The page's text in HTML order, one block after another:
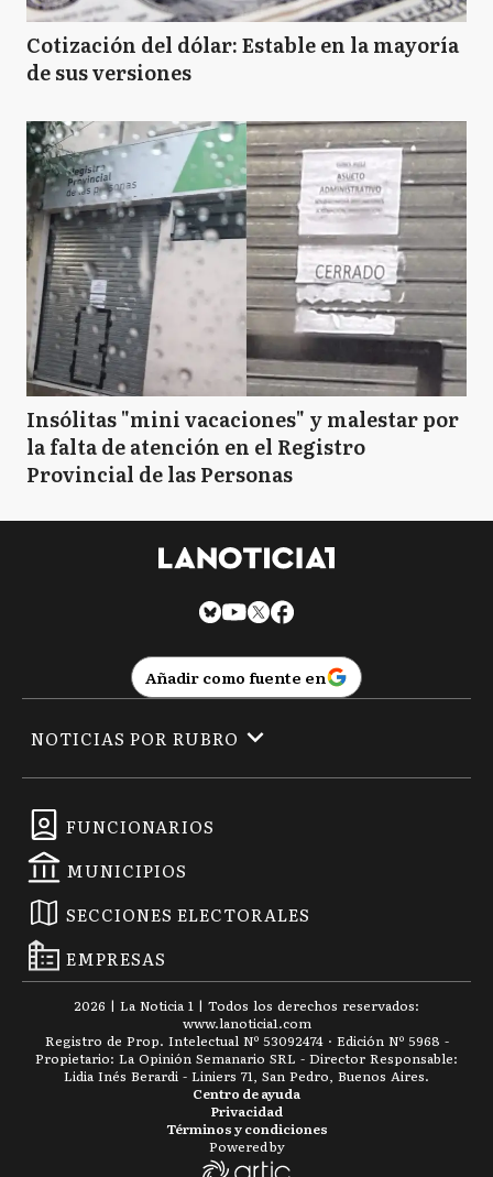
Cotización del dólar: Estable en la mayoría
de sus versiones
Insólitas "mini vacaciones" y malestar por
la falta de atención en el Registro
Provincial de las Personas
Añadir como fuente en
FUNCIONARIOS
MUNICIPIOS
SECCIONES ELECTORALES
EMPRESAS
NOTICIAS POR RUBRO
2026 | La Noticia 1 | Todos los derechos reservados:
www.lanoticia1.com
Registro de Prop. Intelectual Nº 53092474 · Edición Nº 5968 -
Propietario: La Opinión Semanario SRL - Director Responsable:
Lidia Inés Berardi - Liniers 71, San Pedro, Buenos Aires.
Términos y condiciones
Privacidad
Centro de ayuda
Powered by